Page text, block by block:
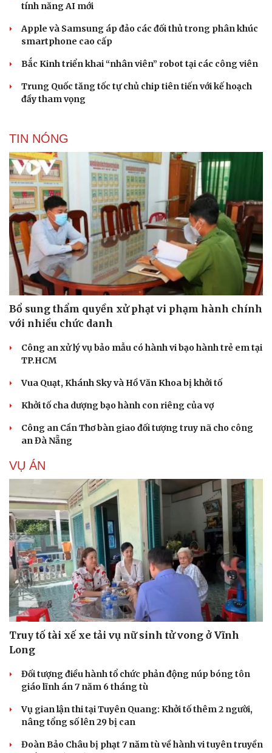
tính năng AI mới
Apple và Samsung áp đảo các đối thủ trong phân khúc
smartphone cao cấp
Bắc Kinh triển khai “nhân viên” robot tại các công viên
Trung Quốc tăng tốc tự chủ chip tiên tiến với kế hoạch
đầy tham vọng
TIN NÓNG
Bổ sung thẩm quyền xử phạt vi phạm hành chính
với nhiều chức danh
Công an xử lý vụ bảo mẫu có hành vi bạo hành trẻ em tại
TP.HCM
Vua Quạt, Khánh Sky và Hồ Văn Khoa bị khởi tố
Khởi tố cha dượng bạo hành con riêng của vợ
Công an Cần Thơ bàn giao đối tượng truy nã cho công
an Đà Nẵng
VỤ ÁN
Truy tố tài xế xe tải vụ nữ sinh tử vong ở Vĩnh
Long
Đối tượng điều hành tổ chức phản động núp bóng tôn
giáo lĩnh án 7 năm 6 tháng tù
Vụ gian lận thi tại Tuyên Quang: Khởi tố thêm 2 người,
nâng tổng số lên 29 bị can
Đoàn Bảo Châu bị phạt 7 năm tù về hành vi tuyên truyền